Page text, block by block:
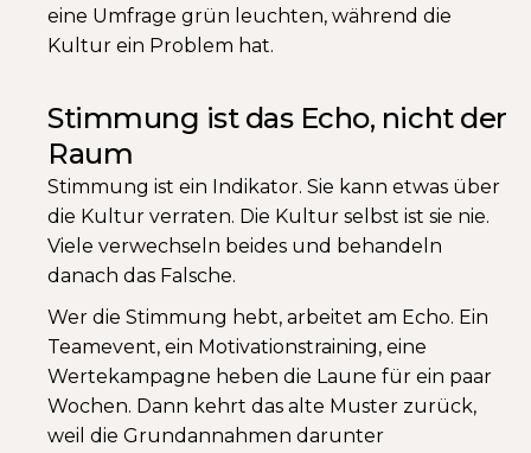
eine Umfrage grün leuchten, während die
Kultur ein Problem hat.
Stimmung ist das Echo, nicht der
Raum
Stimmung ist ein Indikator. Sie kann etwas über
die Kultur verraten. Die Kultur selbst ist sie nie.
Viele verwechseln beides und behandeln
danach das Falsche.
Wer die Stimmung hebt, arbeitet am Echo. Ein
Teamevent, ein Motivationstraining, eine
Wertekampagne heben die Laune für ein paar
Wochen. Dann kehrt das alte Muster zurück,
weil die Grundannahmen darunter